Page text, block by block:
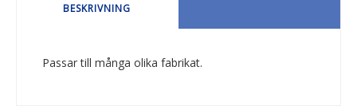
BESKRIVNING
Passar till många olika fabrikat.